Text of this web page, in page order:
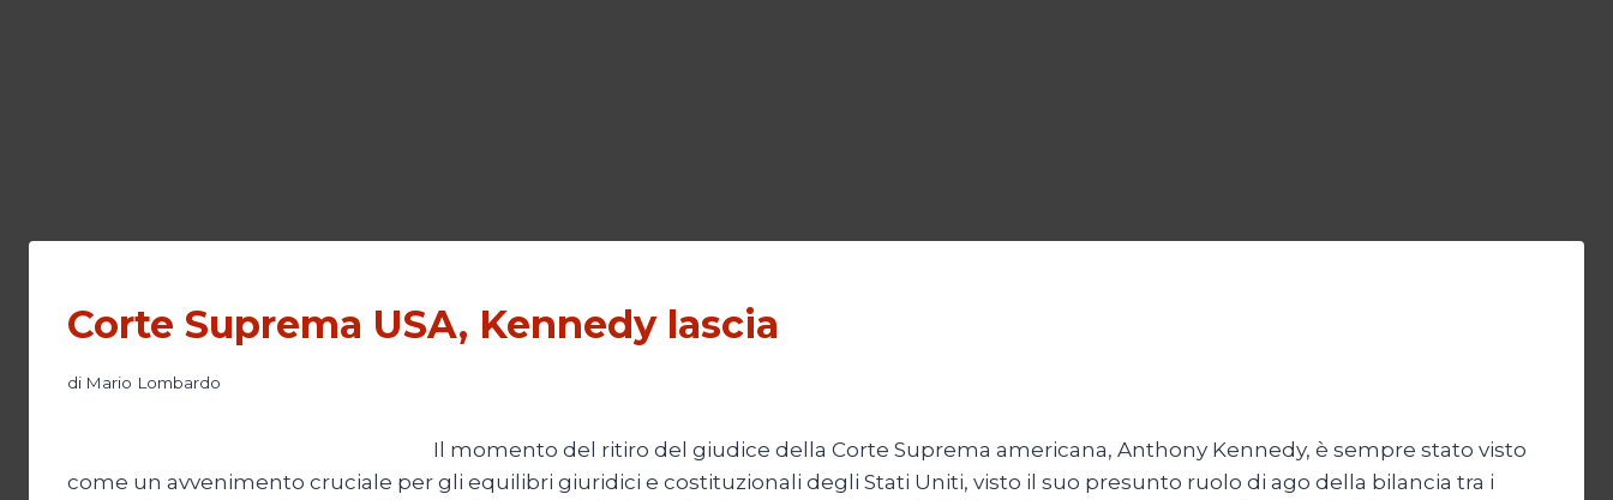
Corte Suprema USA, Kennedy lascia
di Mario Lombardo
Il momento del ritiro del giudice della Corte Suprema americana, Anthony Kennedy, è sempre stato visto
come un avvenimento cruciale per gli equilibri giuridici e costituzionali degli Stati Uniti, visto il suo presunto ruolo di ago della bilancia tra i